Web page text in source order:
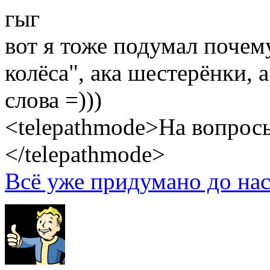
гыг
вот я тоже подумал
колёса", ака шестерёнки,
слова =)))
<telepathmode>На
</telepathmode>
Всё уже придумано до